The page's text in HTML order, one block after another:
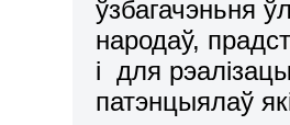
ўзбагачэньня
наpодаў,
і для
патэнцыялаў